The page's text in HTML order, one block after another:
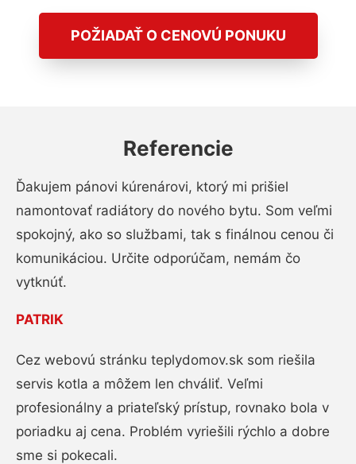
POŽIADAŤ O CENOVÚ PONUKU
Referencie
Ďakujem pánovi kúrenárovi, ktorý mi prišiel
namontovať radiátory do nového bytu. Som veľmi
spokojný, ako so službami, tak s finálnou cenou či
komunikáciou. Určite odporúčam, nemám čo
vytknúť.
PATRIK
Cez webovú stránku teplydomov.sk som riešila
servis kotla a môžem len chváliť. Veľmi
profesionálny a priateľský prístup, rovnako bola v
poriadku aj cena. Problém vyriešili rýchlo a dobre
sme si pokecali.